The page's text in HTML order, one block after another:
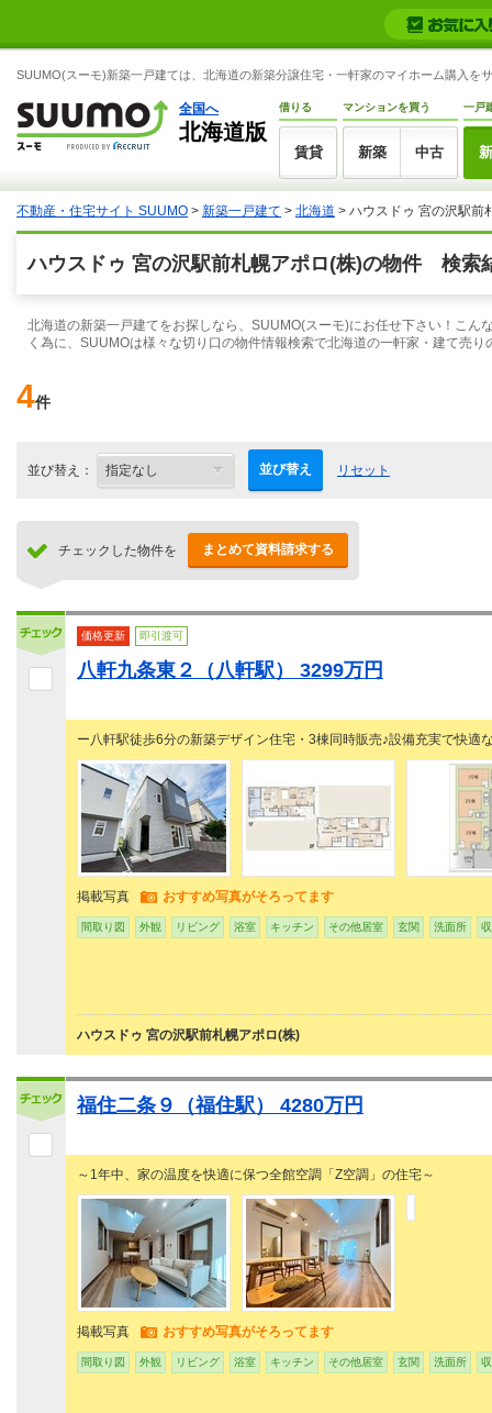
SUUMO(スーモ)新築一戸建ては、北海道の新築分譲住宅・一軒家のマイホーム購入を
全国へ
北海道版
借りる
賃貸
マンションを買う
新築 中古
一戸
不動産・住宅サイト SUUMO > 新築一戸建て > 北海道 > ハウスドゥ 宮の沢駅前
ハウスドゥ 宮の沢駅前札幌アポロ(株)の物件 検索
北海道の新築一戸建てをお探しなら、SUUMO(スーモ)にお任せ下さい！こ
く為に、SUUMOは様々な切り口の物件情報検索で北海道の一軒家・建て売
4件
並び替え： 並び替え リセット
チェックした物件を まとめて資料請求する
価格更新 即引渡可
八軒九条東２（八軒駅） 3299万円
ー八軒駅徒歩6分の新築デザイン住宅・3棟同時販売♪設備充実で快適
掲載写真 おすすめ写真がそろってます
間取り図 外観 リビング 浴室 キッチン その他居室 玄関 洗面所
ハウスドゥ 宮の沢駅前札幌アポロ(株)
福住二条９（福住駅） 4280万円
～1年中、家の温度を快適に保つ全館空調「Z空調」の住宅～
掲載写真 おすすめ写真がそろってます
間取り図 外観 リビング 浴室 キッチン その他居室 玄関 洗面所